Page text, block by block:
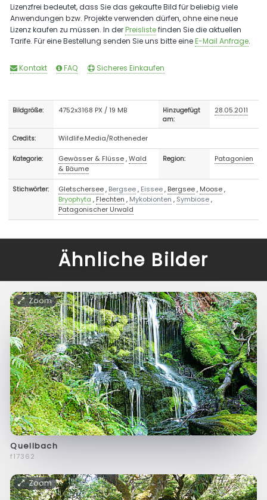
Lizenzfrei bedeutet, dass Sie das gekaufte Bild für beliebig viele
Anwendungen bzw. Projekte verwenden dürfen, ohne eine neue
Lizenz kaufen zu müssen. In derPreislistefinden Sie die aktuellen
Tarife. Für eine Bestellung senden Sie uns bitte eineE-Mail Anfrage.
Kontakt FAQ Sicheres Einkaufen
Bildgröße: 4752x3168 PX / 19 MB
Hinzugefügt
am:
28.05.2011
Credits: Wildlife.Media/Rotheneder
Kategorie: Gewässer & Flüsse,Wald
& Bäume
Region: Patagonien
Stichwörter: Gletschersee, Bergsee, Eissee, Bergsee, Moose,
Bryophyta , Flechten , Mykobionten , Symbiose,
Patagonischer Urwald
Ähnliche Bilder
Zoom
Quellbach
f17362
Zoom